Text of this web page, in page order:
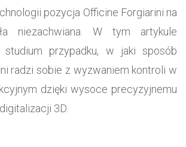
pozycja Officine Forgiarini na
niezachwiana. W tym artykule
studium przypadku, w jaki sposób
radzi sobie z wyzwaniem kontroli w
dzięki wysoce precyzyjnemu
3D.